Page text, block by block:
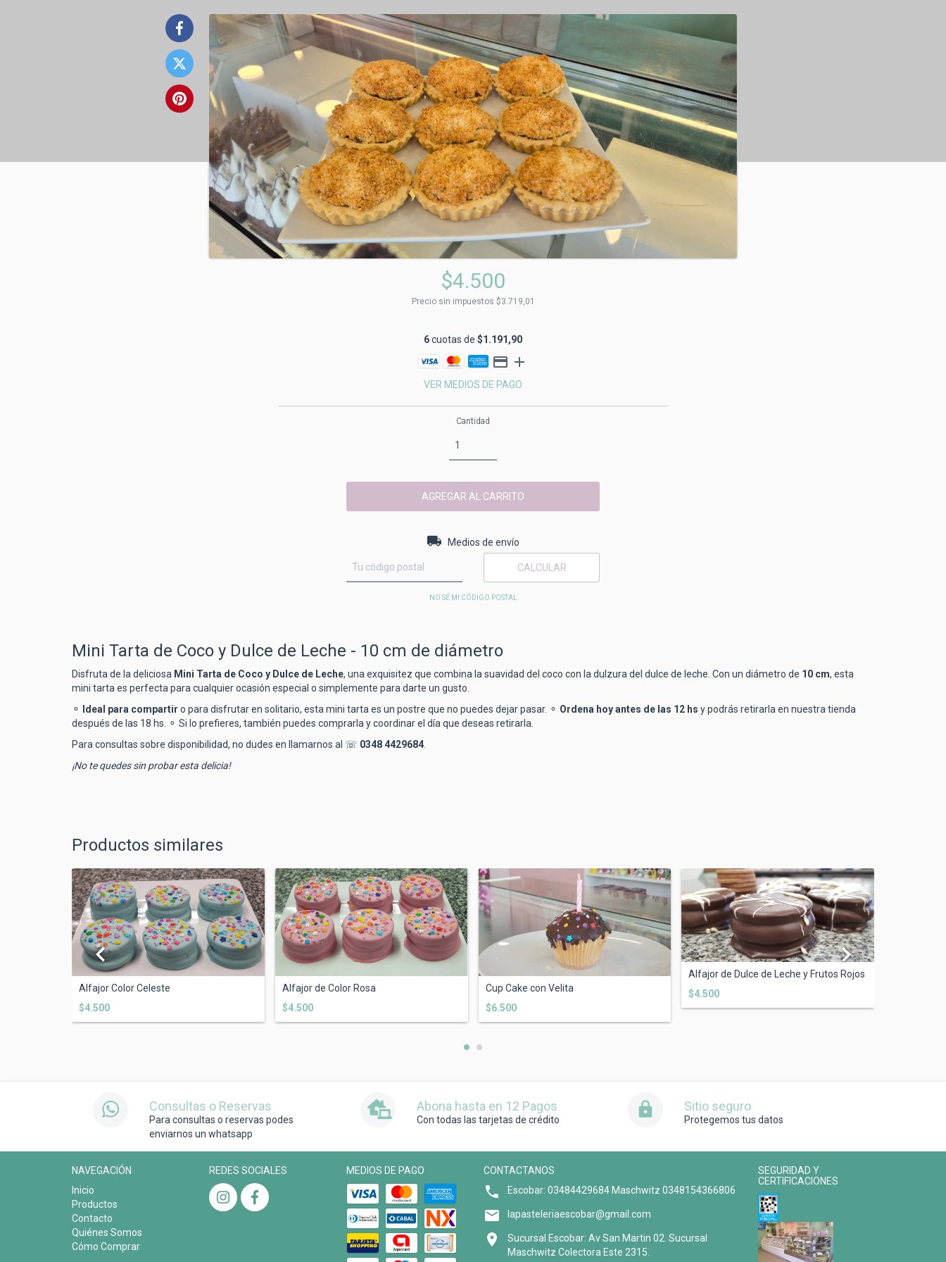
$4.500
Precio sin impuestos $3.719,01
6cuotas de $1.191,90
VER MEDIOS DE PAGO
Cantidad
Entregas para el CP:
Medios de envío
CALCULAR
NO SÉ MI CÓDIGO POSTAL
Mini Tarta de Coco y Dulce de Leche - 10 cm de diámetro
Disfruta de la deliciosa Mini Tarta de Coco y Dulce de Leche, una exquisitez que combina la suavidad del coco con la dulzura del dulce de leche. Con un diámetro de 10 cm, esta
mini tarta es perfecta para cualquier ocasión especial o simplemente para darte un gusto.
⚬ Ideal para compartir o para disfrutar en solitario, esta mini tarta es un postre que no puedes dejar pasar. ⚬ Ordena hoy antes de las 12 hs y podrás retirarla en nuestra tienda
después de las 18 hs. ⚬ Si lo prefieres, también puedes comprarla y coordinar el día que deseas retirarla.
Para consultas sobre disponibilidad, no dudes en llamarnos al ☏ 0348 4429684
¡No te quedes sin probar esta delicia!
Productos similares
Alfajor Color Celeste
$4.500
Alfajor de Color Rosa
$4.500
Cup Cake con Velita
$6.500
Alfajor de Dulce de Leche y Frutos Rojos
$4.500
Consultas o Reservas
Para consultas o reservas podes
enviarnos un whatsapp
Abona hasta en 12 Pagos
Con todas las tarjetas de crédito
Sitio seguro
Protegemos tus datos
NAVEGACIÓN
Inicio
Productos
Contacto
Quiénes Somos
Cómo Comprar
REDES SOCIALES MEDIOS DE PAGO
CONTACTANOS
Escobar: 03484429684 Maschwitz 0348154366806
lapasteleriaescobar@gmail.com
Sucursal Escobar: Av San Martin 02. Sucursal
Maschwitz Colectora Este 2315.
SEGURIDAD Y
CERTIFICACIONES